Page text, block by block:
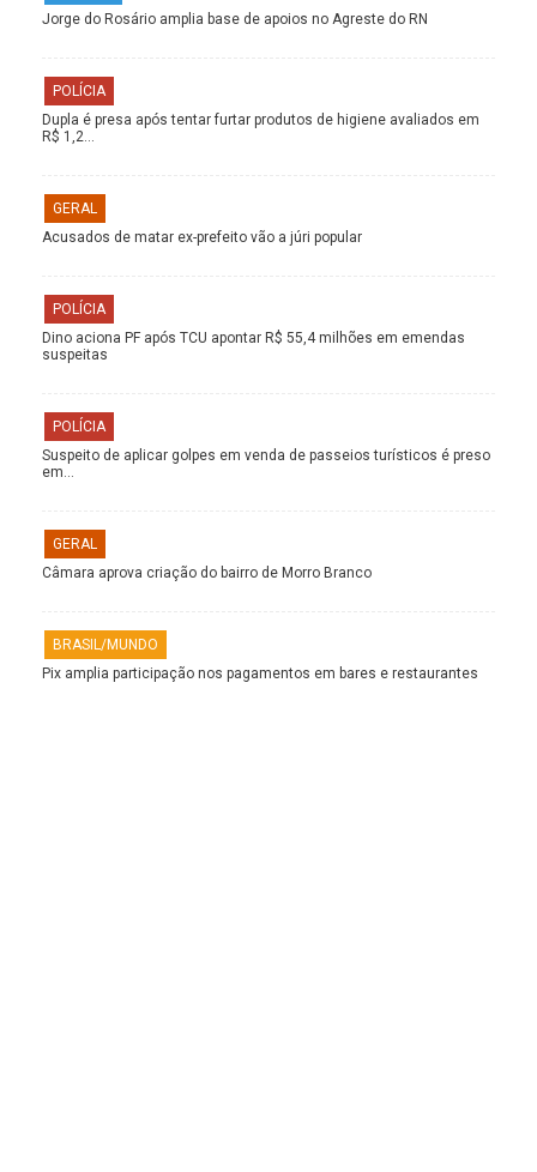
Jorge do Rosário amplia base de apoios no Agreste do RN
POLÍCIA
Dupla é presa após tentar furtar produtos de higiene avaliados em
R$ 1,2…
GERAL
Acusados de matar ex-prefeito vão a júri popular
POLÍCIA
Dino aciona PF após TCU apontar R$ 55,4 milhões em emendas
suspeitas
POLÍCIA
Suspeito de aplicar golpes em venda de passeios turísticos é preso
em…
GERAL
Câmara aprova criação do bairro de Morro Branco
BRASIL/MUNDO
Pix amplia participação nos pagamentos em bares e restaurantes